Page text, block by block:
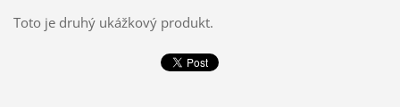
Toto je druhý ukážkový produkt.